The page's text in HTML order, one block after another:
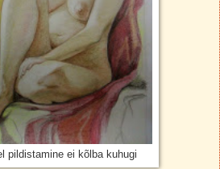
pildistamine ei kõlba kuhugi